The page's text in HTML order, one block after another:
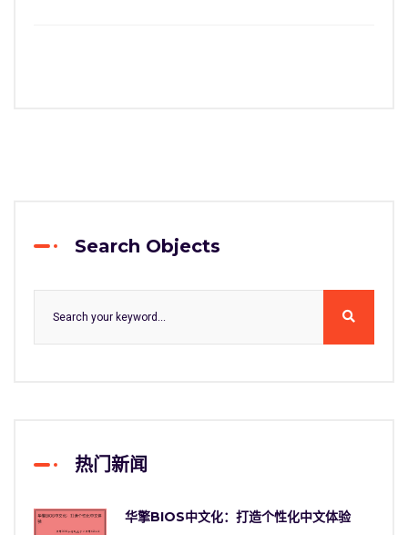
Search Objects
热门新闻
华擎BIOS中文化：打造个性化中文体验